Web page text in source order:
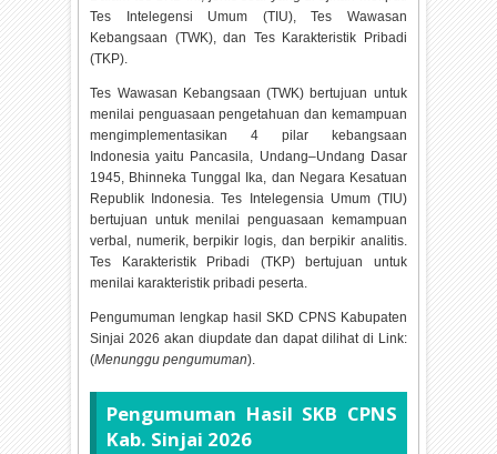
Tes Intelegensi Umum (TIU), Tes Wawasan
Kebangsaan (TWK), dan Tes Karakteristik Pribadi
(TKP).
Tes Wawasan Kebangsaan (TWK) bertujuan untuk
menilai penguasaan pengetahuan dan kemampuan
mengimplementasikan 4 pilar kebangsaan
Indonesia yaitu Pancasila, Undang–Undang Dasar
1945, Bhinneka Tunggal Ika, dan Negara Kesatuan
Republik Indonesia. Tes Intelegensia Umum (TIU)
bertujuan untuk menilai penguasaan kemampuan
verbal, numerik, berpikir logis, dan berpikir analitis.
Tes Karakteristik Pribadi (TKP) bertujuan untuk
menilai karakteristik pribadi peserta.
Pengumuman lengkap hasil SKD CPNS Kabupaten
Sinjai2026 akan diupdate dan dapat dilihat di Link:
(Menunggu pengumuman).
Pengumuman Hasil SKB CPNS
Kab. Sinjai 2026